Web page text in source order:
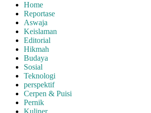
Home
Reportase
Aswaja
Keislaman
Editorial
Hikmah
Budaya
Sosial
Teknologi
perspektif
Cerpen & Puisi
Pernik
Kuliner